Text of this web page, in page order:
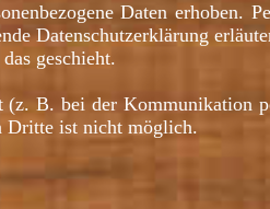
Daten erhoben.
Datenschutzerklärung
geschieht.
B. bei der Kommunikation
Dritte ist nicht möglich.